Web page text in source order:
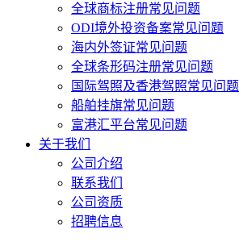
全球商标注册常见问题
ODI境外投资备案常见问题
海内外签证常见问题
全球条形码注册常见问题
国际驾照及香港驾照常见问题
船舶挂旗常见问题
富港汇平台常见问题
关于我们
公司介绍
联系我们
公司资质
招聘信息